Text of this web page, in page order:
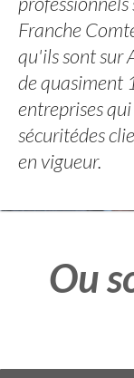
Franche
qu'ils sont sur
de quasiment
entreprises
sécuritédes
en vigueur.
Ou